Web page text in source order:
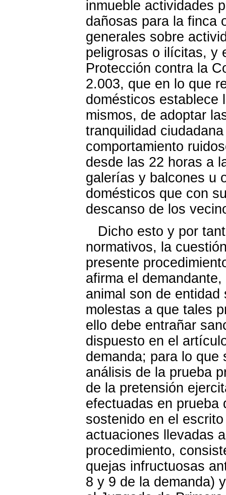
inmueble actividades
dañosas para la finca
generales sobre
peligrosas o ilícitas, y
Protección contra la
2.003, que en lo que
domésticos establece
mismos, de adoptar
tranquilidad
comportamiento
desde las 22 horas a
galerías y balcones u
domésticos que con
descanso de los
Dicho esto y por
normativos, la
presente
afirma el
animal son de
molestas a que tales
ello debe entrañar
dispuesto en el
demanda; para lo que
análisis de la prueba
de la pretensión
efectuadas en prueba
sostenido en el
actuaciones llevadas
procedimiento,
quejas infructuosas
8 y 9 de la demanda)